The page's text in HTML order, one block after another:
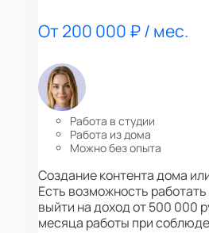
От 200 000 ₽ / мес.
Работа в студии
Работа из дома
Можно без опыта
Создание контента дома
Есть возможность
выйти на доход от 500 000
месяца работы при